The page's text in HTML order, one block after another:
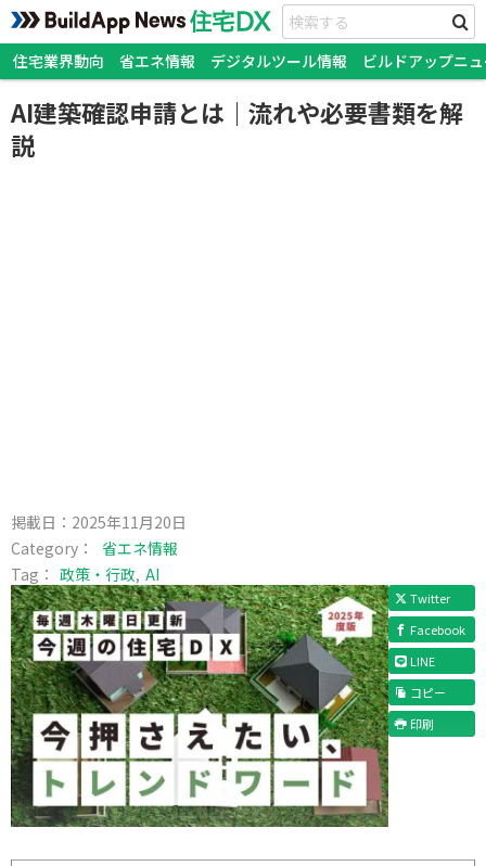
住宅業界動向 省エネ情報 デジタルツール情報 ビルドアップニ
AI建築確認申請とは｜流れや必要書類を解
説
掲載日： 2025年11月20日
Category：
省エネ情報
Tag： 政策・行政 AI
Twitter
Facebook
LINE
コピー
印刷